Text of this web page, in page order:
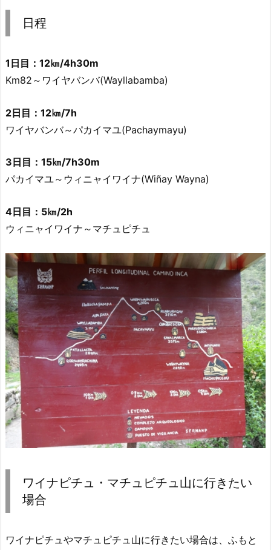
日程
1日目：12㎞/4h30m
Km82～ワイヤバンバ(Wayllabamba)
2日目：12㎞/7h
ワイヤバンバ～パカイマユ(Pachaymayu)
3日目：15㎞/7h30m
パカイマユ～ウィニャイワイナ(Wiñay Wayna)
4日目：5㎞/2h
ウィニャイワイナ～マチュピチュ
ワイナピチュ・マチュピチュ山に行きたい
場合
ワイナピチュやマチュピチュ山に行きたい場合は、ふもと